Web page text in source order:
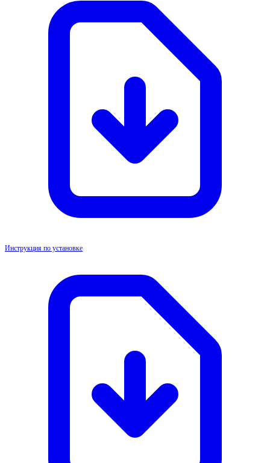
Инструкция по установке